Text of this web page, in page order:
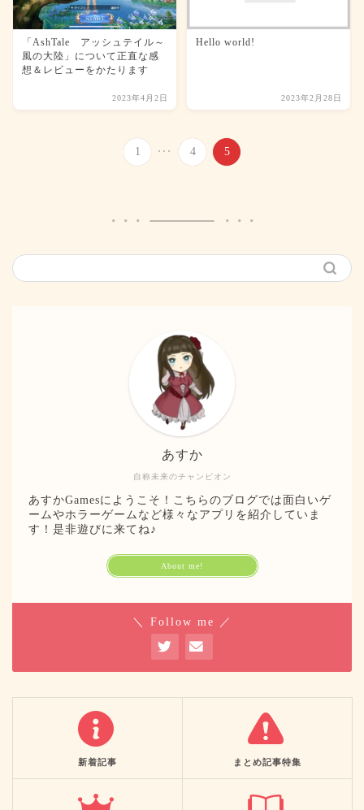
「AshTale アッシュテイル～
風の大陸」について正直な感
想＆レビューをかたります
2023年4月2日
Hello world!
2023年2月28日
1 ... 4 5
自称未来のチャンピオン
あすか
あすかGamesにようこそ！こちらのブログでは面白いゲ
ームやホラーゲームなど様々なアプリを紹介していま
す！是非遊びに来てね♪
About me!
＼ Follow me ／
新着記事 まとめ記事特集